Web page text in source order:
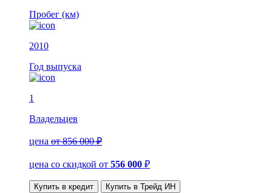
Пробег (км)
2010
Год выпуска
1
Владельцев
цена от 856 000 ₽
цена со скидкой от 556 000 ₽
Купить в кредит Купить в Трейд ИН